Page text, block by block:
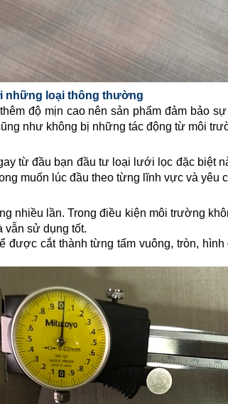
những loại thông thường
độ mịn cao nên sản phẩm đảm bảo
như không bị những tác động từ môi
từ đầu bạn đầu tư loại lưới lọc đặc biệt
muốn lúc đầu theo từng lĩnh vực và yêu
nhiều lần. Trong điều kiện môi trường
vẫn sử dụng tốt.
được cắt thành từng tấm vuông, tròn,